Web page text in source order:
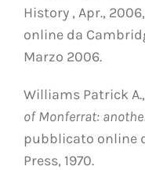
History , Apr.,
online da
Marzo 2006.
Williams Patrick A.,
of Monferrat:
pubblicato online
Press, 1970.